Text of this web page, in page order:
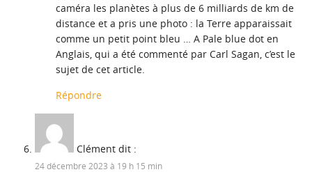
caméra les planètes à plus de 6 milliards de km de
distance et a pris une photo : la Terre apparaissait
comme un petit point bleu … A Pale blue dot en
Anglais, qui a été commenté par Carl Sagan, c’est le
sujet de cet article.
Répondre
Clément dit :
24 décembre 2023 à 19 h 15 min